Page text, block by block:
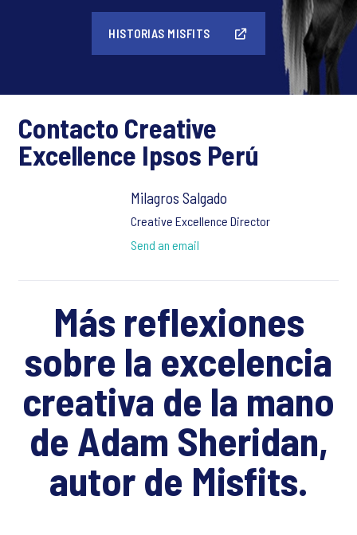
HISTORIAS MISFITS
Contacto Creative
Excellence Ipsos Perú
Milagros Salgado
Creative Excellence Director
Send an email
Más reflexiones
sobre la excelencia
creativa de la mano
de Adam Sheridan,
autor de Misfits.